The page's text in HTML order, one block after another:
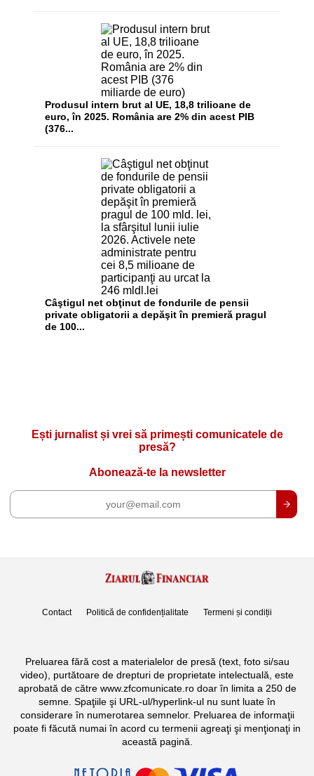
Produsul intern brut al UE, 18,8 trilioane de
euro, în 2025. România are 2% din acest PIB
(376...
Câştigul net obţinut de fondurile de pensii
private obligatorii a depăşit în premieră pragul
de 100...
Ești jurnalist și vrei să primești comunicatele de
presă?
Abonează-te la newsletter
Contact Politică de confidențialitate Termeni și condiții
Preluarea fără cost a materialelor de presă (text, foto si/sau
video), purtătoare de drepturi de proprietate intelectuală, este
aprobată de către www.zfcomunicate.ro doar în limita a 250 de
semne. Spaţiile şi URL-ul/hyperlink-ul nu sunt luate în
considerare în numerotarea semnelor. Preluarea de informaţii
poate fi făcută numai în acord cu termenii agreaţi şi menţionaţi in
această pagină.